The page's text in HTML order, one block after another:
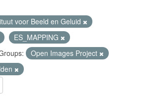
voor Beeld en Geluid
ES_MAPPING
Open Images Project